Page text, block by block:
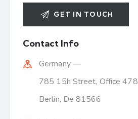
Contact Info
Germany —
785 15h Street, Office 478
Berlin, De 81566